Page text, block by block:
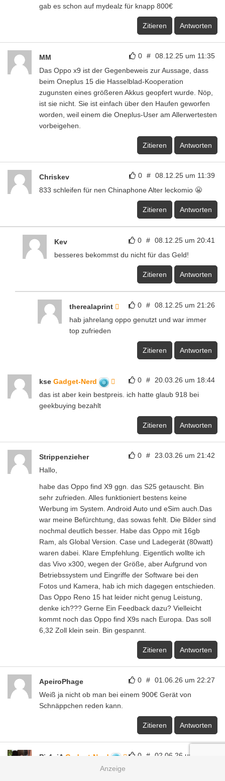
gab es schon auf mydealz für knapp 800€
Zitieren Antworten
0 # 08.12.25 um 11:35
MM
Das Oppo x9 ist der Gegenbeweis zur Aussage, dass
beim Oneplus 15 die Hasselblad-Kooperation
zugunsten eines größeren Akkus geopfert wurde. Nöp,
ist sie nicht. Sie ist einfach über den Haufen geworfen
worden, weil einem die Oneplus-User am Allerwertesten
vorbeigehen.
Zitieren Antworten
0 # 08.12.25 um 11:39
Chriskev
833 schleifen für nen Chinaphone Alter leckomio 😬
Zitieren Antworten
0 # 08.12.25 um 20:41
Kev
besseres bekommst du nicht für das Geld!
Zitieren Antworten
0 # 08.12.25 um 21:26
therealaprint
hab jahrelang oppo genutzt und war immer
top zufrieden
Zitieren Antworten
0 # 20.03.26 um 18:44
kse Gadget-Nerd
das ist aber kein bestpreis. ich hatte glaub 918 bei
geekbuying bezahlt
Zitieren Antworten
0 # 23.03.26 um 21:42
Strippenzieher
Hallo,
habe das Oppo find X9 ggn. das S25 getauscht. Bin
sehr zufrieden. Alles funktioniert bestens keine
Werbung im System. Android Auto und eSim auch.Das
war meine Befürchtung, das sowas fehlt. Die Bilder sind
nochmal deutlich besser. Habe das Oppo mit 16gb
Ram, als Global Version. Case und Ladegerät (80watt)
waren dabei. Klare Empfehlung. Eigentlich wollte ich
das Vivo x300, wegen der Größe, aber Aufgrund von
Betriebssystem und Eingriffe der Software bei den
Fotos und Kamera, hab ich mich dagegen entschieden.
Das Oppo Reno 15 hat leider nicht genug Leistung,
denke ich??? Gerne Ein Feedback dazu? Vielleicht
kommt noch das Oppo find X9s nach Europa. Das soll
6,32 Zoll klein sein. Bin gespannt.
Zitieren Antworten
0 # 01.06.26 um 22:27
ApeiroPhage
Weiß ja nicht ob man bei einem 900€ Gerät von
Schnäppchen reden kann.
Zitieren Antworten
0 # 02.06.26 um 02:18
Pir4niA Gadget-Nerd
Boah Gutschein schon Nicht mehr vorhanden 😢